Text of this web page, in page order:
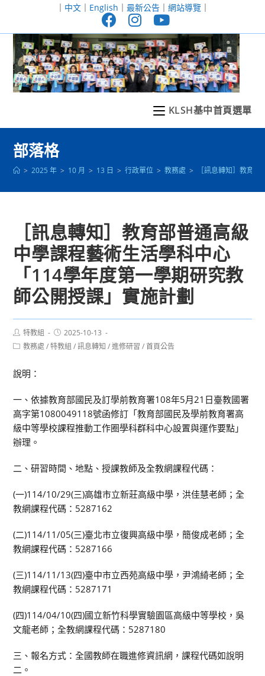
至
｜ 中文｜ English ｜ 最新公告｜ 網站導覽｜
KLSH基中首頁選單
部落格
> 2025 年 > 10 月 > 13 日 > 行政單位 > 教務處 > ［訊息轉知］教育
［訊息轉知］教育部普通高級
中學課程藝術生活學科中心
「114學年度第一學期研究教
師公開授課」實施計劃
Post
author:
特教組
Post
published:
2025-10-13
Post教務處 / 特教組 / 訊息轉知 / 進修研習 / 首頁公告
說明：
一、依據教育部國民及訂學前教育署108年5月21日臺教國署
高字第1080049118號函修訂「教育部國民及學前教育署高
級中等學校課程推動工作圈學科群科中心設置與運作要點」
辦理。
二、研習時間、地點、授課教師及全教網課程代碼：
(一)114/10/29(三)高雄市立新莊高級中學，洪佳慧老師；全
教網課程代碼：5287162
(二)114/11/05(三)臺北市立復興高級中學，簡俊成老師；全
教網課程代碼：5287166
(三)114/11/13(四)臺中市立西苑高級中學，尹鴻綺老師；全
教網課程代碼：5287171
(四)114/04/10(四)國立新竹科學實驗園區高級中等學校，吳
文龍老師；全教網課程代碼：5287180
三、報名方式：全國教師在職進修資訊網，課程代碼如說明
二。